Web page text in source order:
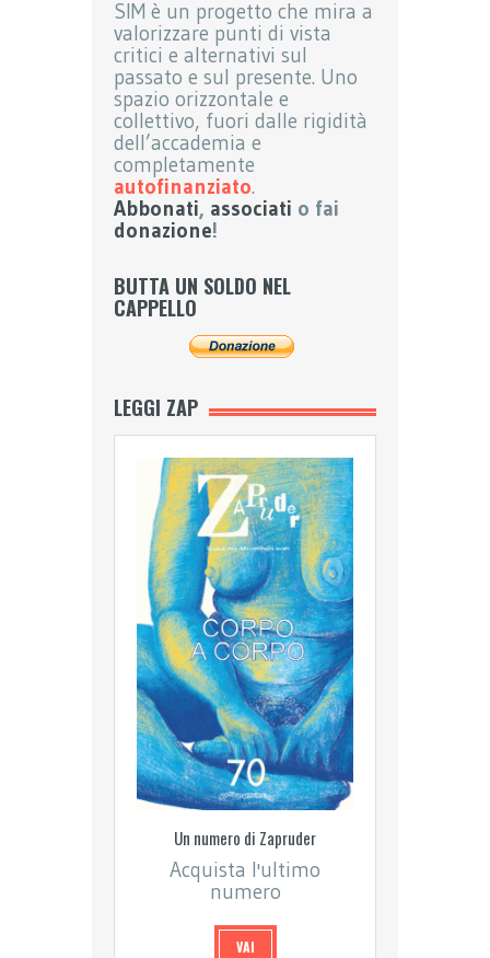
SIM è un progetto che mira a
valorizzare punti di vista
critici e alternativi sul
passato e sul presente. Uno
spazio orizzontale e
collettivo, fuori dalle rigidità
dell’accademia e
completamente
autofinanziato.
Abbonati, associati o fai
donazione!
BUTTA UN SOLDO NEL
CAPPELLO
LEGGI ZAP
Un numero di Zapruder
Acquista l'ultimo
numero
VAI